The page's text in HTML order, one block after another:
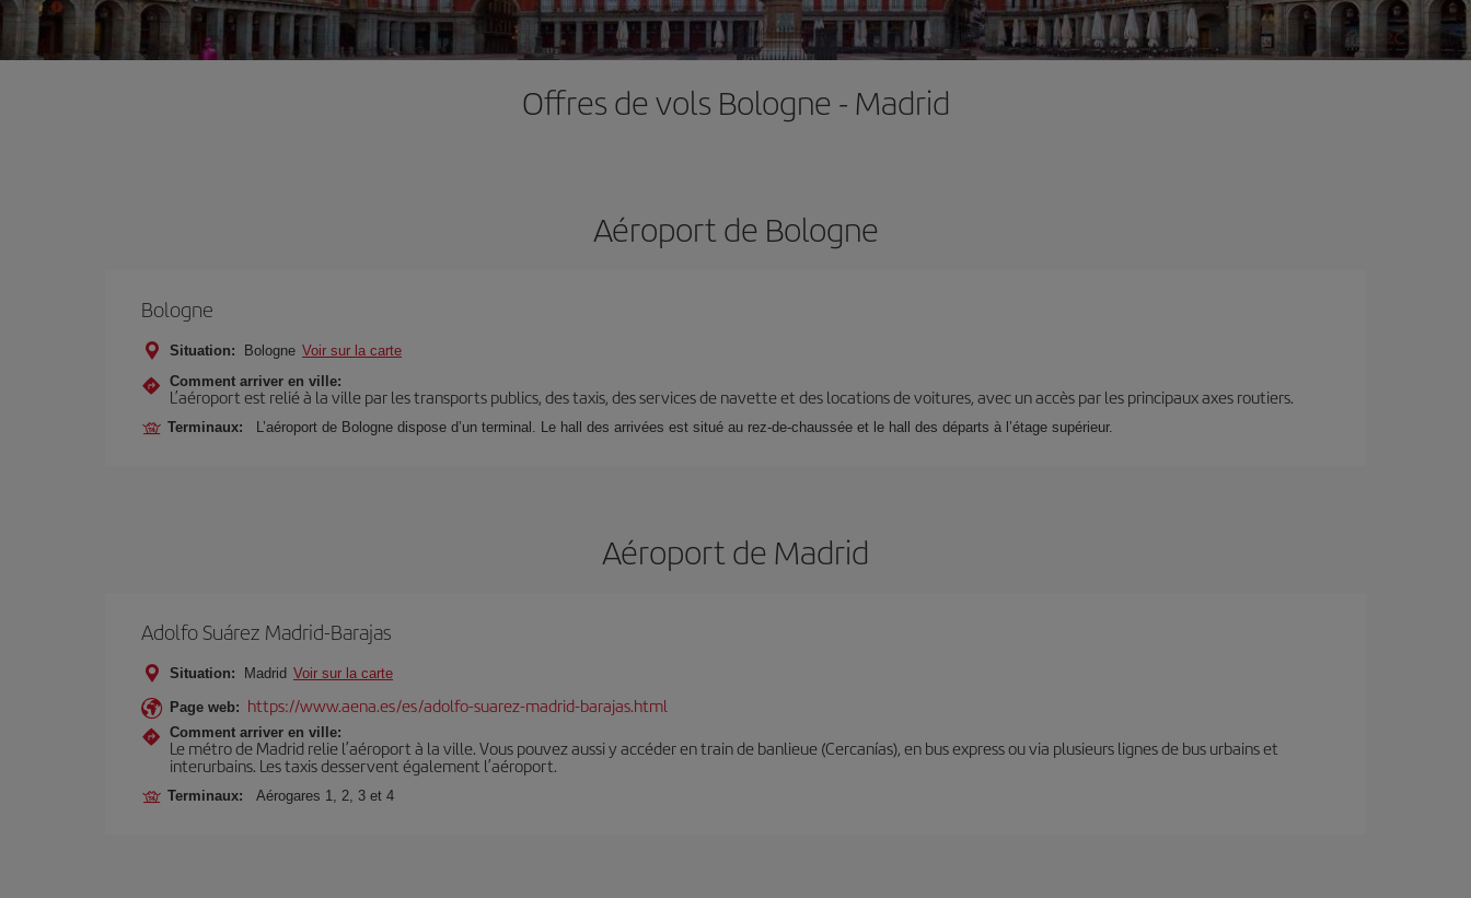
Offres de vols Bologne - Madrid
Aéroport de Bologne
Bologne
Situation: Bologne Voir sur la carte
Comment arriver en ville:
L’aéroport est relié à la ville par les transports publics, des taxis, des services de navette et des locations de voitures, avec un accès par les principaux axes routiers.
Terminaux: L’aéroport de Bologne dispose d’un terminal. Le hall des arrivées est situé au rez-de-chaussée et le hall des départs à l’étage supérieur.
Aéroport de Madrid
Adolfo Suárez Madrid-Barajas
Situation: Madrid Voir sur la carte
Page web: https://www.aena.es/es/adolfo-suarez-madrid-barajas.html
Comment arriver en ville:
Le métro de Madrid relie l’aéroport à la ville. Vous pouvez aussi y accéder en train de banlieue (Cercanías), en bus express ou via plusieurs lignes de bus urbains et
interurbains. Les taxis desservent également l’aéroport.
Terminaux: Aérogares 1, 2, 3 et 4